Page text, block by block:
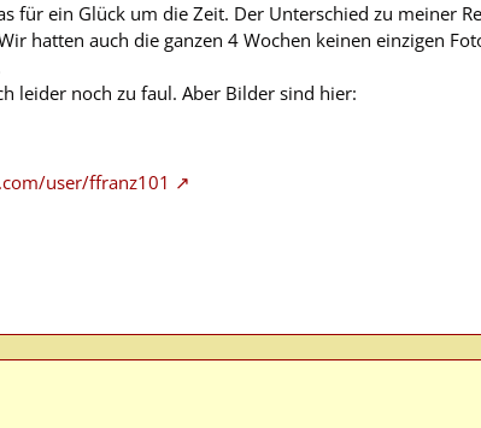
für ein Glück um die Zeit. Der Unterschied zu meiner
hatten auch die ganzen 4 Wochen keinen einzigen
leider noch zu faul. Aber Bilder sind hier:
user/ffranz101